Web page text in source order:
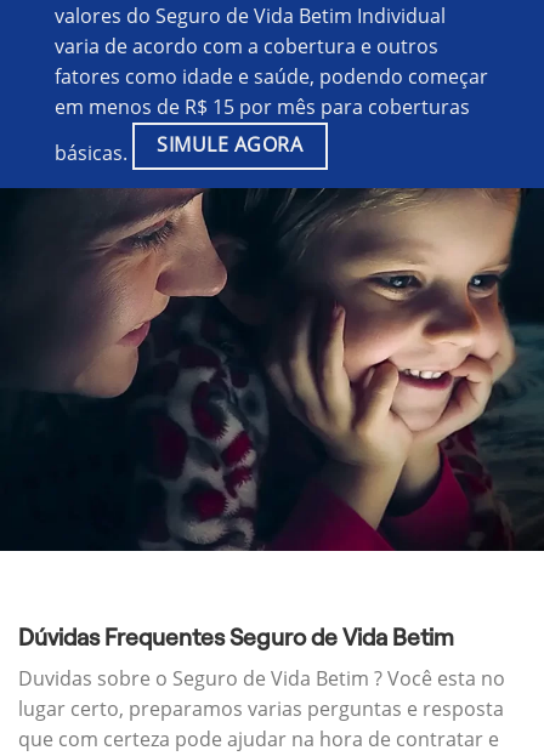
valores do Seguro de Vida Betim Individual
varia de acordo com a cobertura e outros
fatores como idade e saúde, podendo começar
em menos de R$ 15 por mês para coberturas
básicas.
SIMULE AGORA
Dúvidas Frequentes Seguro de Vida Betim
Duvidas sobre o Seguro de Vida Betim ? Você esta no
lugar certo, preparamos varias perguntas e resposta
que com certeza pode ajudar na hora de contratar e